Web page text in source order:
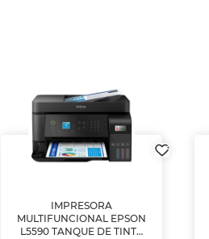
IMPRESORA
MULTIFUNCIONAL EPSON
L5590 TANQUE DE TINTA